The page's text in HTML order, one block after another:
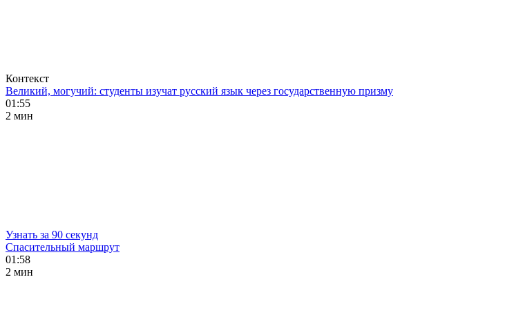
Контекст
Великий, могучий: студенты изучат русский язык через государственную призму
01:55
2 мин
Узнать за 90 секунд
Спасительный маршрут
01:58
2 мин